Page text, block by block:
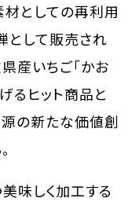
材としての再利用
として販売され
産いちご「かお
るヒット商品と
源の新たな価値創
味しく加工する